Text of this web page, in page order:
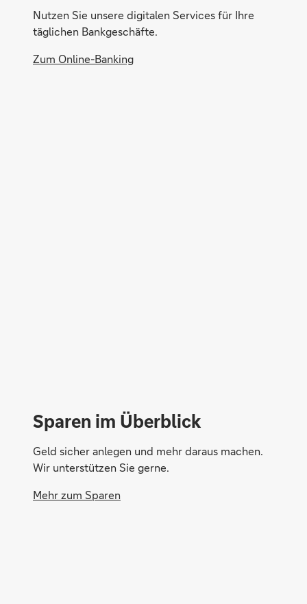
Nutzen Sie unsere digitalen Services für Ihre
täglichen Bankgeschäfte.
Zum Online-Banking
Sparen im Überblick
Geld sicher anlegen und mehr daraus machen.
Wir unterstützen Sie gerne.
Mehr zum Sparen